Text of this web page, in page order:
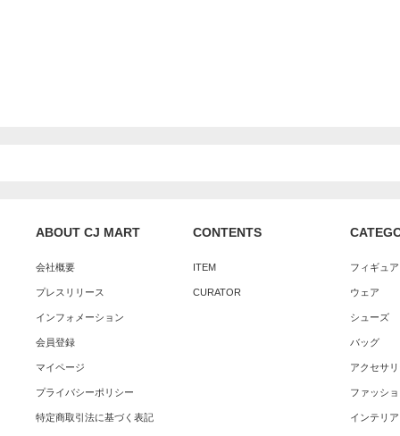
ABOUT CJ MART
会社概要
プレスリリース
インフォメーション
会員登録
マイページ
プライバシーポリシー
特定商取引法に基づく表記
CONTENTS
ITEM
CURATOR
フィギュ
ウェア
シューズ
バッグ
アクセサ
ファッシ
インテリア